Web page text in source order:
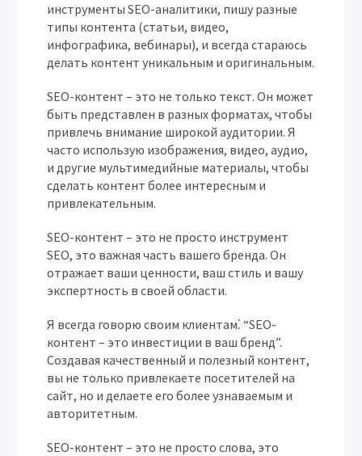
инструменты SEO-аналитики, пишу разные
типы контента (статьи, видео,
инфографика, вебинары), и всегда стараюсь
делать контент уникальным и оригинальным.
SEO-контент – это не только текст. Он может
быть представлен в разных форматах, чтобы
привлечь внимание широкой аудитории. Я
часто использую изображения, видео, аудио,
и другие мультимедийные материалы, чтобы
сделать контент более интересным и
привлекательным.
SEO-контент – это не просто инструмент
SEO, это важная часть вашего бренда. Он
отражает ваши ценности, ваш стиль и вашу
экспертность в своей области.
Я всегда говорю своим клиентам⁚ “SEO-
контент – это инвестиции в ваш бренд”.
Создавая качественный и полезный контент,
вы не только привлекаете посетителей на
сайт, но и делаете его более узнаваемым и
авторитетным.
SEO-контент – это не просто слова, это